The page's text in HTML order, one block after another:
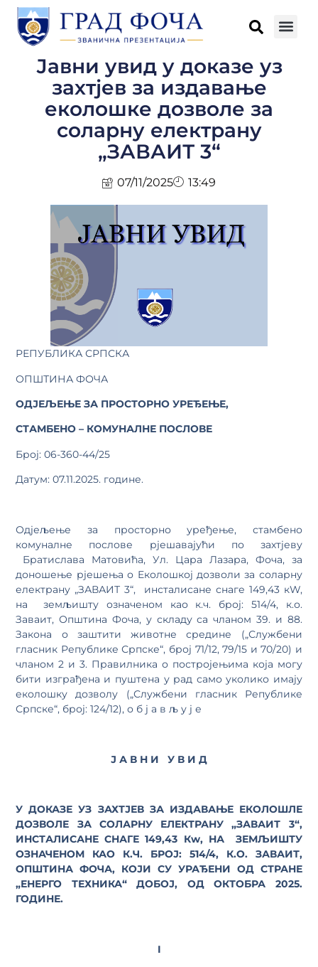
Јавни увид у доказе уз
захтјев за издавање
еколошке дозволе за
соларну електрану
„ЗАВАИТ 3“
07/11/2025 13:49
РЕПУБЛИКА СРПСКА
ОПШТИНА ФОЧА
ОДЈЕЉЕЊЕ ЗА ПРОСТОРНО УРЕЂЕЊЕ,
СТАМБЕНО – КОМУНАЛНЕ ПОСЛОВЕ
Број: 06-360-44/25
Датум: 07.11.2025. године.
Одјељење за просторно уређење, стамбено
комуналне послове рјешавајући по захтјеву
Братислава Матовића, Ул. Цара Лазара, Фоча, за
доношење рјешења о Eколошкој дозволи за соларну
електрану „ЗАВАИТ 3“, инсталисане снаге 149,43 кW,
на земљишту означеном као к.ч. број: 514/4, к.о.
Заваит, Општина Фоча, у складу са чланом 39. и 88.
Закона о заштити животне средине („Службени
гласник Републике Српске“, број 71/12, 79/15 и 70/20) и
чланом 2 и 3. Правилника о постројењима која могу
бити изграђена и пуштена у рад само уколико имају
еколошку дозволу („Службени гласник Републике
Српске“, број: 124/12), о б ј а в љ у ј е
Ј А В Н И У В И Д
У ДОКАЗЕ УЗ ЗАХТЈЕВ ЗА ИЗДАВАЊЕ ЕКОЛОШЛЕ
ДОЗВОЛЕ ЗА СОЛАРНУ ЕЛЕКТРАНУ „ЗАВАИТ 3“,
ИНСТАЛИСАНЕ СНАГЕ 149,43 Кw, НА ЗЕМЉИШТУ
ОЗНАЧЕНОМ КАО К.Ч. БРОЈ: 514/4, К.О. ЗАВАИТ,
ОПШТИНА ФОЧА, КОЈИ СУ УРАЂЕНИ ОД СТРАНЕ
„ЕНЕРГО ТЕХНИКА“ ДОБОЈ, ОД ОКТОБРА 2025.
ГОДИНЕ.
I